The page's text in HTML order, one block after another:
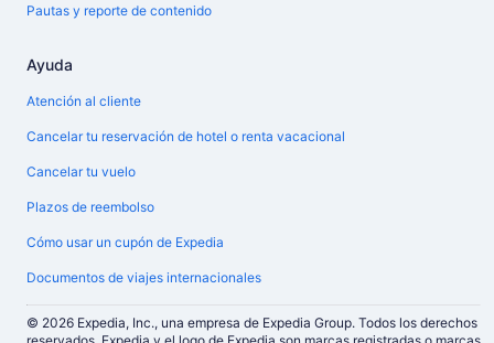
Pautas y reporte de contenido
Ayuda
Atención al cliente
Cancelar tu reservación de hotel o renta vacacional
Cancelar tu vuelo
Plazos de reembolso
Cómo usar un cupón de Expedia
Documentos de viajes internacionales
© 2026 Expedia, Inc., una empresa de Expedia Group. Todos los derechos